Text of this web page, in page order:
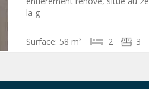
la g
Surface: 58 m² 2 3